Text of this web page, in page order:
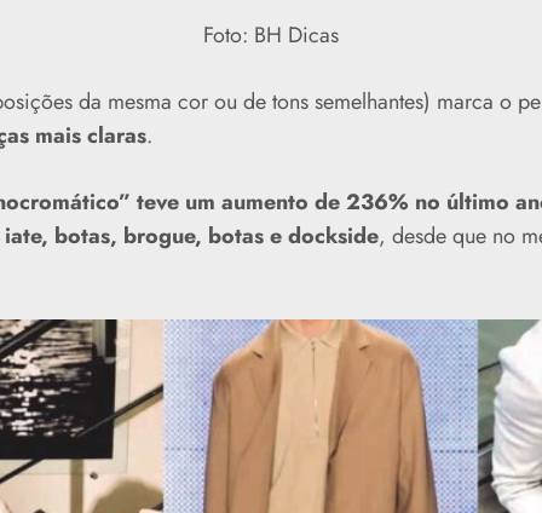
Foto: BH Dicas
da mesma cor ou de tons semelhantes) marca o
mais claras.
teve um aumento de 236% no último
botas, brogue, botas e dockside, desde que no